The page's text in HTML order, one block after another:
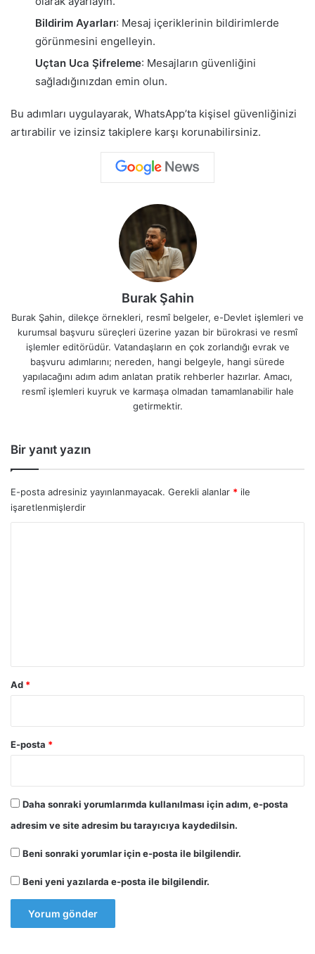
Bildirim Ayarları: Mesaj içeriklerinin bildirimlerde
görünmesini engelleyin.
Uçtan Uca Şifreleme: Mesajların güvenliğini
sağladığınızdan emin olun.
Bu adımları uygulayarak, WhatsApp’ta kişisel güvenliğinizi
artırabilir ve izinsiz takiplere karşı korunabilirsiniz.
Burak Şahin
Burak Şahin, dilekçe örnekleri, resmî belgeler, e-Devlet işlemleri ve
kurumsal başvuru süreçleri üzerine yazan bir bürokrasi ve resmî
işlemler editörüdür. Vatandaşların en çok zorlandığı evrak ve
başvuru adımlarını; nereden, hangi belgeyle, hangi sürede
yapılacağını adım adım anlatan pratik rehberler hazırlar. Amacı,
resmî işlemleri kuyruk ve karmaşa olmadan tamamlanabilir hale
getirmektir.
Bir yanıt yazın
E-posta adresiniz yayınlanmayacak. Gerekli alanlar * ile
işaretlenmişlerdir
Ad *
E-posta *
Daha sonraki yorumlarımda kullanılması için adım, e-posta
adresim ve site adresim bu tarayıcıya kaydedilsin.
Beni sonraki yorumlar için e-posta ile bilgilendir.
Beni yeni yazılarda e-posta ile bilgilendir.